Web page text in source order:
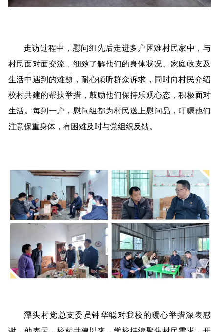
走访过程中，慰问组先后走进多户困难村民家中，与
村民面对面交流，细致了解他们的身体状况、家庭收支及
生活中遇到的难题，耐心倾听群众诉求，同时向村民介绍
校村共建的帮扶举措，鼓励他们保持乐观心态，积极面对
生活。每到一户，慰问组都为村民送上慰问品，叮嘱他们
注意保重身体，有困难及时与党组织反馈。
潭头村党总支委员钟华聪对我校的暖心举措深表感